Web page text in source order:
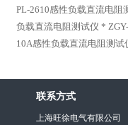
PL-2610感性负载直流电阻
负载直流电阻测试仪 *
10A感性负载直流电阻测试
联系方式
上海旺徐电气有限公司